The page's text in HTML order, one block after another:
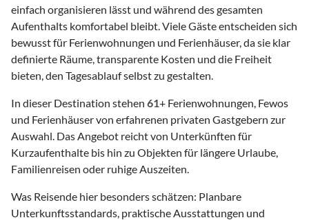
einfach organisieren lässt und während des gesamten
Aufenthalts komfortabel bleibt. Viele Gäste entscheiden sich
bewusst für Ferienwohnungen und Ferienhäuser, da sie klar
definierte Räume, transparente Kosten und die Freiheit
bieten, den Tagesablauf selbst zu gestalten.
In dieser Destination stehen 61+ Ferienwohnungen, Fewos
und Ferienhäuser von erfahrenen privaten Gastgebern zur
Auswahl. Das Angebot reicht von Unterkünften für
Kurzaufenthalte bis hin zu Objekten für längere Urlaube,
Familienreisen oder ruhige Auszeiten.
Was Reisende hier besonders schätzen: Planbare
Unterkunftsstandards, praktische Ausstattungen und